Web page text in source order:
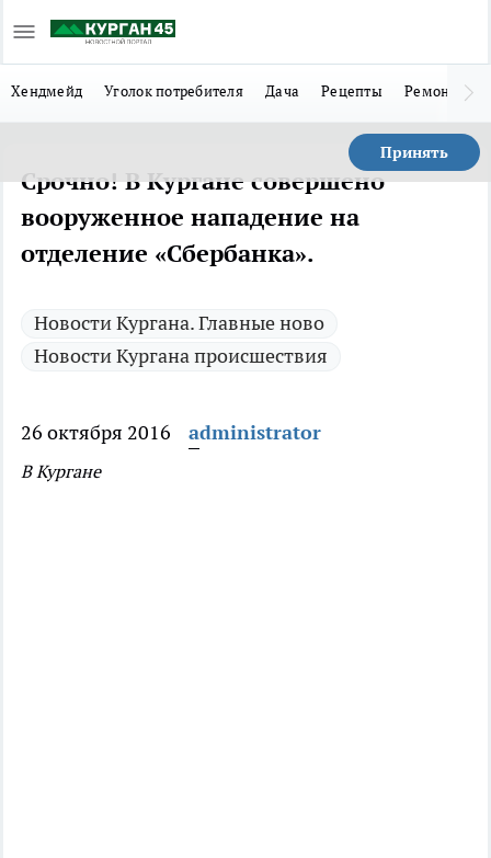
Хендмейд Уголок потребителя Дача Рецепты Ремонт
Принять
Срочно! В Кургане совершено
вооруженное нападение на
отделение «Сбербанка».
Новости Кургана. Главные ново
Новости Кургана происшествия
26 октября 2016 administrator
В Кургане